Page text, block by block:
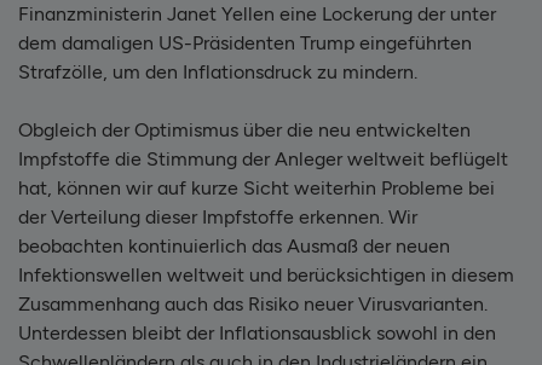
Finanzministerin Janet Yellen eine Lockerung der unter
dem damaligen US-Präsidenten Trump eingeführten
Strafzölle, um den Inflationsdruck zu mindern.
Obgleich der Optimismus über die neu entwickelten
Impfstoffe die Stimmung der Anleger weltweit beflügelt
hat, können wir auf kurze Sicht weiterhin Probleme bei
der Verteilung dieser Impfstoffe erkennen. Wir
beobachten kontinuierlich das Ausmaß der neuen
Infektionswellen weltweit und berücksichtigen in diesem
Zusammenhang auch das Risiko neuer Virusvarianten.
Unterdessen bleibt der Inflationsausblick sowohl in den